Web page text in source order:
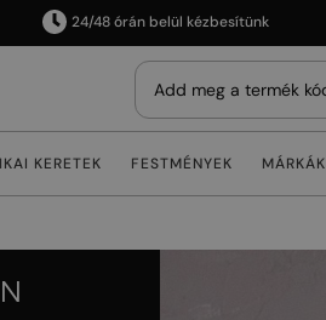
24/48 órán belül kézbesítünk
KERETEK FESTMÉNYEK MÁRKÁK